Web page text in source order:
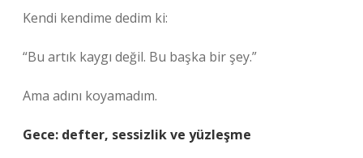
Kendi kendime dedim ki:
“Bu artık kaygı değil. Bu başka bir şey.”
Ama adını koyamadım.
Gece: defter, sessizlik ve yüzleşme